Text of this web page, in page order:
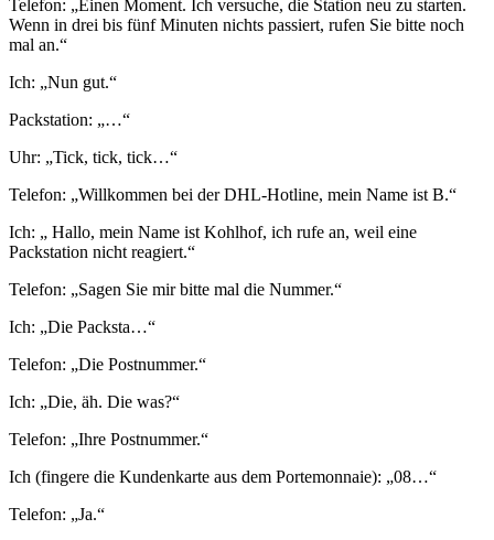
Telefon: „Einen Moment. Ich versuche, die Station neu zu starten.
Wenn in drei bis fünf Minuten nichts passiert, rufen Sie bitte noch
mal an.“
Ich: „Nun gut.“
Packstation: „…“
Uhr: „Tick, tick, tick…“
Telefon: „Willkommen bei der DHL-Hotline, mein Name ist B.“
Ich: „ Hallo, mein Name ist Kohlhof, ich rufe an, weil eine
Packstation nicht reagiert.“
Telefon: „Sagen Sie mir bitte mal die Nummer.“
Ich: „Die Packsta…“
Telefon: „Die Postnummer.“
Ich: „Die, äh. Die was?“
Telefon: „Ihre Postnummer.“
Ich (fingere die Kundenkarte aus dem Portemonnaie): „08…“
Telefon: „Ja.“